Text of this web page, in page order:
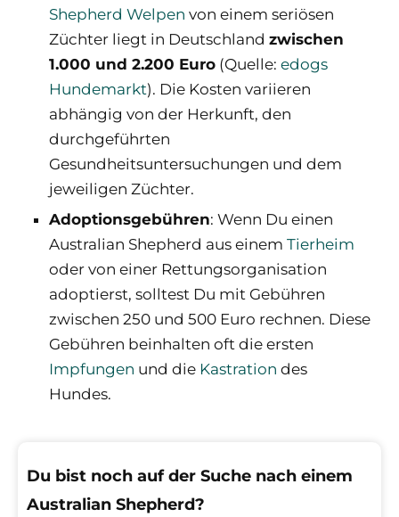
Shepherd Welpen von einem seriösen
Züchter liegt in Deutschland zwischen
1.000 und 2.200 Euro (Quelle: edogs
Hundemarkt). Die Kosten variieren
abhängig von der Herkunft, den
durchgeführten
Gesundheitsuntersuchungen und dem
jeweiligen Züchter.
Adoptionsgebühren: Wenn Du einen
Australian Shepherd aus einem Tierheim
oder von einer Rettungsorganisation
adoptierst, solltest Du mit Gebühren
zwischen 250 und 500 Euro rechnen. Diese
Gebühren beinhalten oft die ersten
Impfungen und die Kastration des
Hundes.
Du bist noch auf der Suche nach einem
Australian Shepherd?